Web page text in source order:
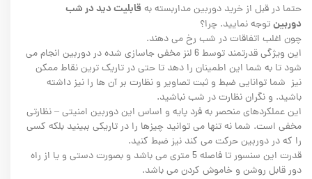
حتما در قبل از خرید دوربین مداربسته به قابلیت دید در شب
دوربینتوجه نمایید. چرا؟
چون اغلب اتفاقات در شب رخ می دهند.
این ویژگی قدرتمند توسط 6 لنز مخفی جاسازی شده در دوربین انجام می
شود تا به شما این اطمینان را دهد تا حتی در تاریک ترین نقاط ممکن
نیز شما توانایی ضبط و ثبت تصاویر و نظارت بر آن ها را نیز داشته
باشید. و نگران نظارت در شب نباشید.
این عملکردهای منحصر به فرد پایه و اساس این دوربین امنیتی – نظارتی
مخفی است. شما نه تنها می توانید چیزها را در تاریکی ببینید بلکه کسی
را که در دوربین حرکت می کند نیز ضبط کنید.
قدرت این سنسور تا فاصله 5 متری می باشد و بصورت دستی و یا از راه
دور قابل روشن و خاموش کردن می باشد.